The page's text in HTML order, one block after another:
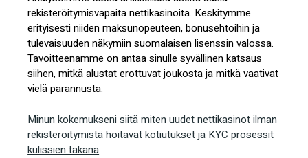
rekisteröitymisvapaita nettikasinoita. Keskitymme
erityisesti niiden maksunopeuteen, bonusehtoihin ja
tulevaisuuden näkymiin suomalaisen lisenssin valossa.
Tavoitteenamme on antaa sinulle syvällinen katsaus
siihen, mitkä alustat erottuvat joukosta ja mitkä vaativat
vielä parannusta.
Minun kokemukseni siitä miten uudet nettikasinot ilman
rekisteröitymistä hoitavat kotiutukset ja KYC prosessit
kulissien takana